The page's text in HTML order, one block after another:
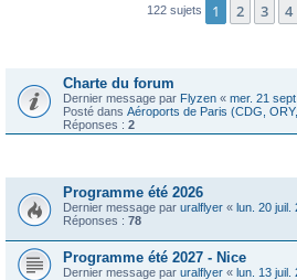
122 sujets 1 2 3 4
Charte du forum
Dernier message par Flyzen « mer. 21
Posté dans Aéroports de Paris (CDG,
Réponses : 2
Programme été 2026
Dernier message par uralflyer « lun. 20 juil.
Réponses : 78
Programme été 2027 - Nice
Dernier message par uralflyer « lun. 13 juil.